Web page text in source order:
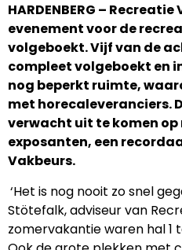
HARDENBERG –
evenement voor de
volgeboekt. Vijf van de
compleet volgeboekt en
nog beperkt ruimte,
met horecaleveranciers.
verwacht uit te komen op
exposanten, een
Vakbeurs.
‘Het is nog nooit zo snel
Stötefalk, adviseur van
zomervakantie waren hal